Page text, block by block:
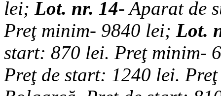
lei; Lot. nr. 14- Aparat de
Preţ minim- 9840 lei; Lot.
start: 870 lei. Preţ minim-
Preţ de start: 1240 lei.